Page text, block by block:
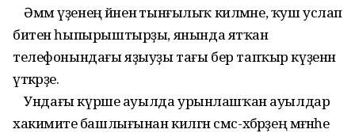
Әммә үҙенең йәненә тынғылыҡ килмәне, ҡуш услап
битен һыпырыштырҙы, янында ятҡан
телефонындағы яҙыуҙы тағы бер тапҡыр күҙенән
үткәрҙе.
Ундағы күрше ауылда урынлашҡан ауылдар
хакимиәте башлығынан килгән смс-хәбәрҙең мәғәнәһе